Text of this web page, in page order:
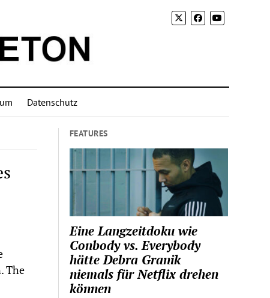
Datenschutz
The
FEATURES
Eine Langzeitdoku wie
Conbody vs. Everybody
hätte Debra Granik
niemals für Netflix drehen
können